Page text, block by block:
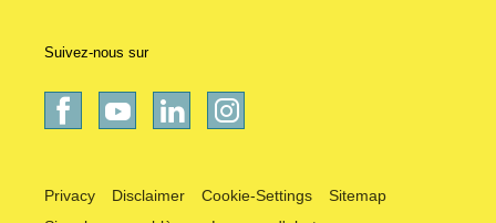
Suivez-nous sur
Privacy Disclaimer Cookie-Settings
Sitemap